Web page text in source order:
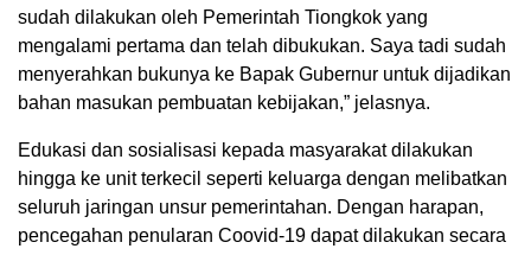
sudah dilakukan oleh Pemerintah Tiongkok yang
mengalami pertama dan telah dibukukan. Saya tadi sudah
menyerahkan bukunya ke Bapak Gubernur untuk dijadikan
bahan masukan pembuatan kebijakan,” jelasnya.
Edukasi dan sosialisasi kepada masyarakat dilakukan
hingga ke unit terkecil seperti keluarga dengan melibatkan
seluruh jaringan unsur pemerintahan. Dengan harapan,
pencegahan penularan Coovid-19 dapat dilakukan secara